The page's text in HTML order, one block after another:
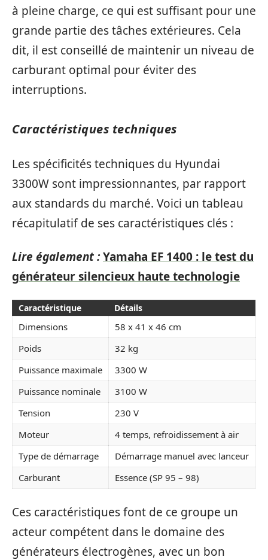
à pleine charge, ce qui est suffisant pour une
grande partie des tâches extérieures. Cela
dit, il est conseillé de maintenir un niveau de
carburant optimal pour éviter des
interruptions.
Caractéristiques techniques
Les spécificités techniques du Hyundai
3300W sont impressionnantes, par rapport
aux standards du marché. Voici un tableau
récapitulatif de ses caractéristiques clés :
Lire également :Yamaha EF 1400 : le test du
générateur silencieux haute technologie
Caractéristique Détails
Dimensions
58 x 41 x 46 cm
Poids
32 kg
Puissance maximale
3300 W
Puissance nominale
3100 W
Tension
230 V
Moteur
4 temps, refroidissement à air
Type de démarrage
Démarrage manuel avec lanceur
Carburant
Essence (SP 95 – 98)
Ces caractéristiques font de ce groupe un
acteur compétent dans le domaine des
générateurs électrogènes, avec un bon